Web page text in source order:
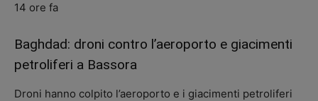
14 ore fa
Baghdad: droni contro l’aeroporto e giacimenti
petroliferi a Bassora
Droni hanno colpito l’aeroporto e i giacimenti petroliferi